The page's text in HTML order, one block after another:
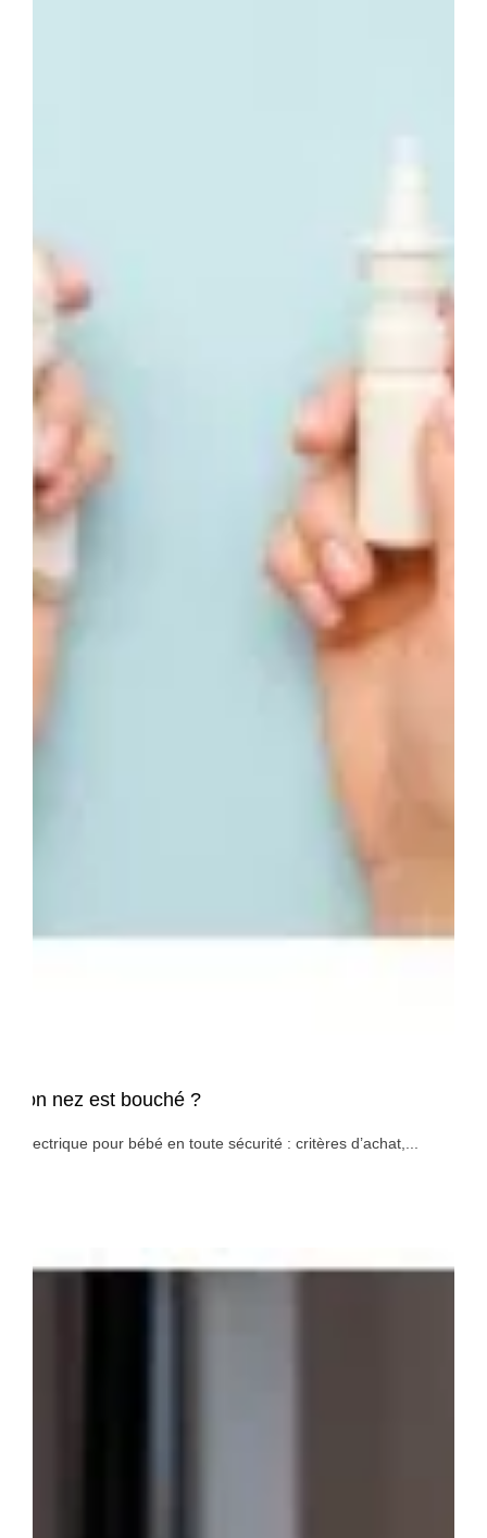
son nez est bouché ?
électrique pour bébé en toute sécurité : critères d’achat,...